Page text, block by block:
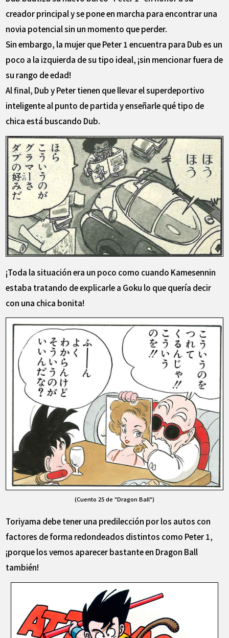
creador principal y se pone en marcha para encontrar una
novia potencial sin un momento que perder.
Sin embargo, la mujer que Peter 1 encuentra para Dub es un
poco a la izquierda de su tipo ideal, ¡sin mencionar fuera de
su rango de edad!
Al final, Dub y Peter tienen que llevar el superdeportivo
inteligente al punto de partida y enseñarle qué tipo de
chica está buscando Dub.
¡Toda la situación era un poco como cuando Kamesennin
estaba tratando de explicarle a Goku lo que quería decir
con una chica bonita!
(Cuento 25 de "Dragon Ball")
Toriyama debe tener una predilección por los autos con
factores de forma redondeados distintos como Peter 1,
¡porque los vemos aparecer bastante en Dragon Ball
también!